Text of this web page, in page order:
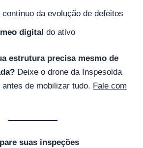
contínuo da evolução de defeitos
digital do ativo
estrutura precisa mesmo de
Deixe o drone da Inspesolda
de mobilizar tudo. Fale com
suas inspeções